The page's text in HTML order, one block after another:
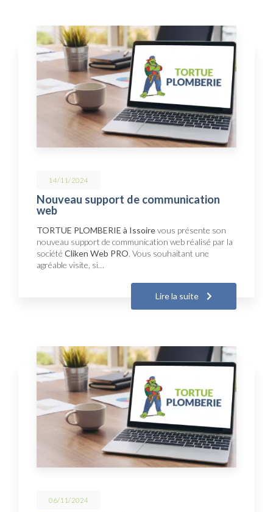
14/11/2024
Nouveau support de communication
web
TORTUE PLOMBERIE à Issoirevous présente son
nouveau support de communication web réalisé par la
société Cliken Web PRO. Vous souhaitant une
agréable visite, si…
Lire la suite
06/11/2024